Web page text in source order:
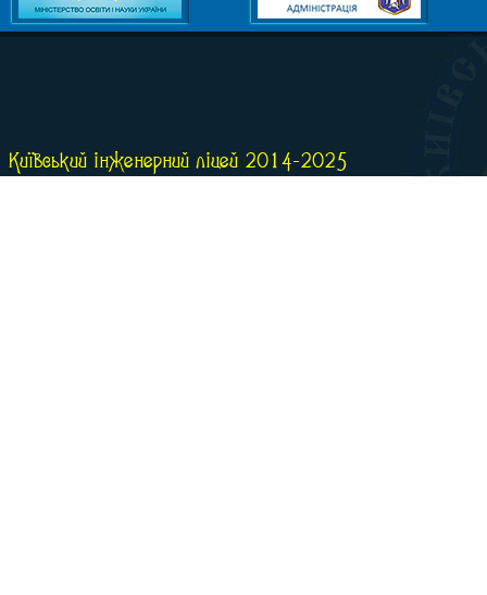
Київський інженерний ліцей 2014-2025